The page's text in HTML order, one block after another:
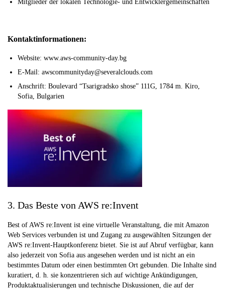
Mitglieder der lokalen Technologie- und Entwicklergemeinschaften
Kontaktinformationen:
Website: www.aws-community-day.bg
E-Mail: awscommunityday@severalclouds.com
Anschrift: Boulevard “Tsarigradsko shose” 111G, 1784 m. Kiro,
Sofia, Bulgarien
3. Das Beste von AWS re:Invent
Best of AWS re:Invent ist eine virtuelle Veranstaltung, die mit Amazon
Web Services verbunden ist und Zugang zu ausgewählten Sitzungen der
AWS re:Invent-Hauptkonferenz bietet. Sie ist auf Abruf verfügbar, kann
also jederzeit von Sofia aus angesehen werden und ist nicht an ein
bestimmtes Datum oder einen bestimmten Ort gebunden. Die Inhalte sind
kuratiert, d. h. sie konzentrieren sich auf wichtige Ankündigungen,
Produktaktualisierungen und technische Diskussionen, die auf der